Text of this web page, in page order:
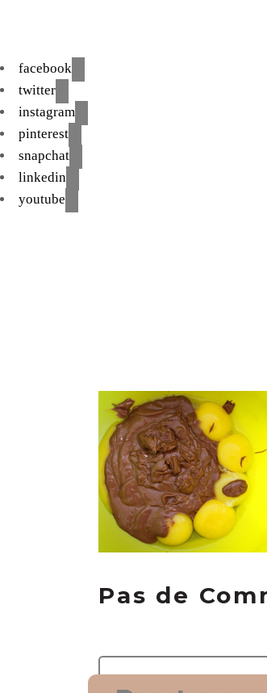
facebook
twitter
instagram
pinterest
snapchat
linkedin
youtube
Pas de